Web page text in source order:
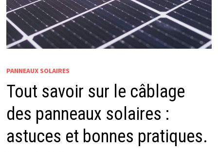
PANNEAUX SOLAIRES
Tout savoir sur le câblage
des panneaux solaires :
astuces et bonnes pratiques.